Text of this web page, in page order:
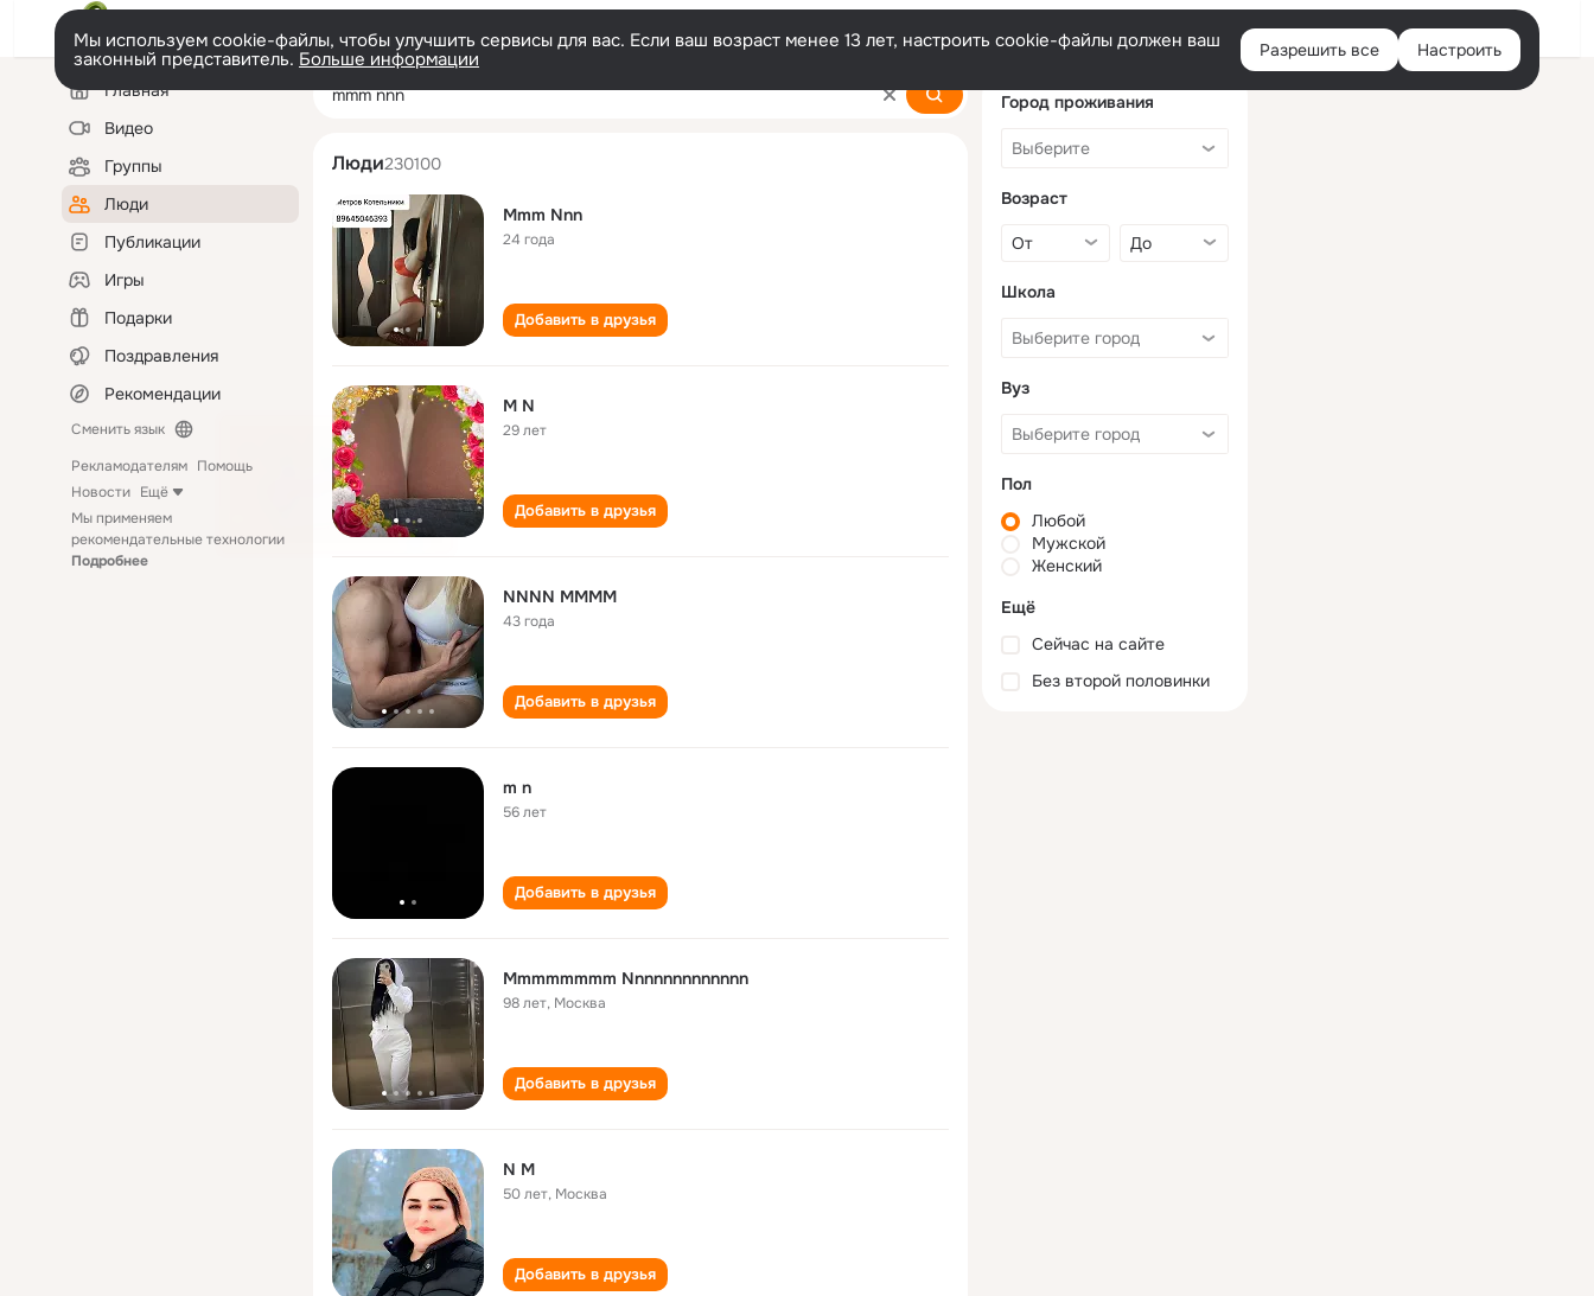
Войти
Мы используем cookie-файлы, чтобы улучшить сервисы для вас. Если ваш возраст менее 13 лет, настроить cookie-файлы должен ваш
законный представитель. Больше информации Разрешить все Настроить
Левая
колонкаГлавная
Видео
Группы
Люди
Публикации
Игры
Подарки
Поздравления
Рекомендации
Сменить язык
Рекламодателям Помощь
Новости Ещё
Мы применяем
рекомендательные технологии
Подробнее
mmm nnn
Люди230100
Mmm Nnn
24 года
Добавить в друзья
M N
29 лет
Добавить в друзья
NNNN MMMM
43 года
Добавить в друзья
m n
56 лет
Добавить в друзья
Mmmmmmmm Nnnnnnnnnnnnn
98 лет, Москва
Добавить в друзья
N M
50 лет, Москва
Добавить в друзья
Город проживания
Возраст
Школа
Вуз
Пол
Любой
Мужской
Женский
Ещё
Сейчас на сайте
Без второй половинки